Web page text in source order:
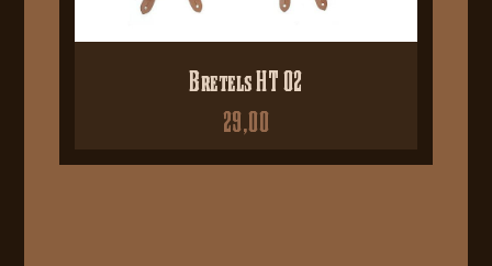
Bretels HT 02
29,00